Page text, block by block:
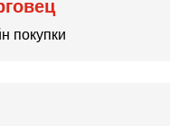
покупки